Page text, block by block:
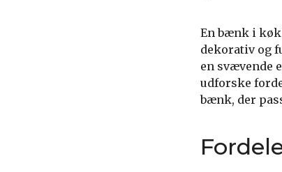
En bænk i
dekorativ og
en svævende
udforske
bænk, der